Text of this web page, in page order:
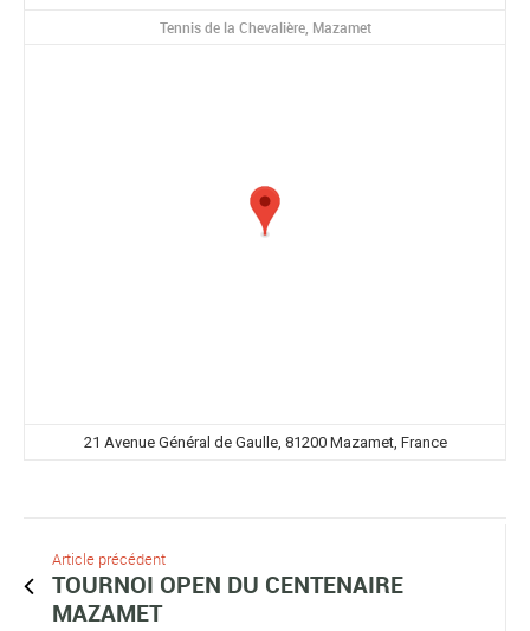
Tennis de la Chevalière, Mazamet
21 Avenue Général de Gaulle, 81200 Mazamet, France
Article précédent
TOURNOI OPEN DU CENTENAIRE
MAZAMET